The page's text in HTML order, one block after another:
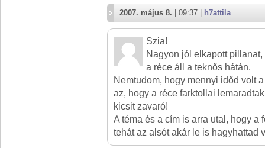
2007. május 8. | 09:37 | h7attila
Szia!
Nagyon jól elkapott
a réce áll a teknős hátán.
Nemtudom, hogy mennyi időd volt
az, hogy a réce farktollai
kicsit zavaró!
A téma és a cím is arra utal, hogy a
tehát az alsót akár le is hagyhattad